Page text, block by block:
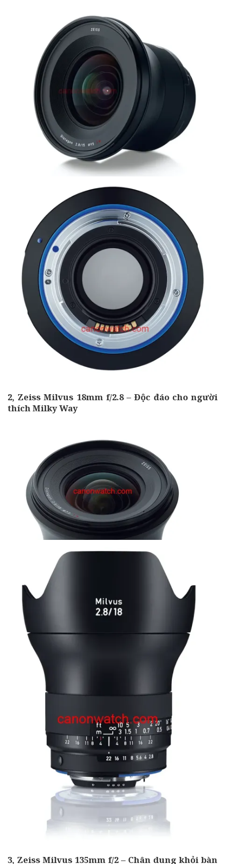
2, Zeiss Milvus 18mm f/2.8 – Độc đáo cho người
thích Milky Way
3, Zeiss Milvus 135mm f/2 – Chân dung khỏi bàn